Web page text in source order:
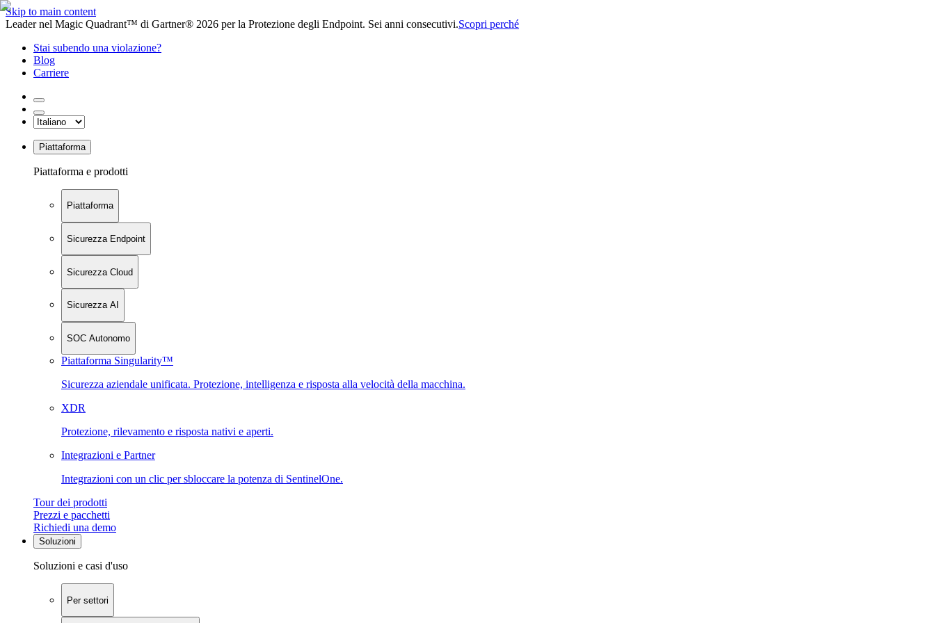
Skip to main content
Leader nel Magic Quadrant™ di Gartner® 2026 per la Protezione degli Endpoint. Sei anni consecutivi.Scopri perché
Stai subendo una violazione?
Blog
Carriere
Piattaforma
Piattaforma e prodotti
Piattaforma
Sicurezza Endpoint
Sicurezza Cloud
Sicurezza AI
SOC Autonomo
Piattaforma Singularity™
Sicurezza aziendale unificata. Protezione, intelligenza e risposta alla velocità della macchina.
XDR
Protezione, rilevamento e risposta nativi e aperti.
Integrazioni e Partner
Integrazioni con un clic per sbloccare la potenza di SentinelOne.
Tour dei prodotti
Prezzi e pacchetti
Richiedi una demo
Soluzioni
Soluzioni e casi d'uso
Per settori